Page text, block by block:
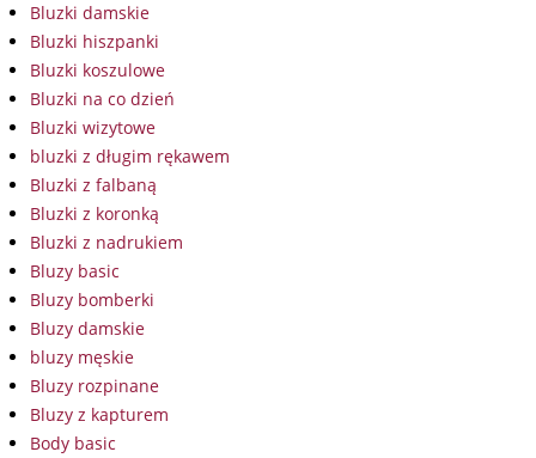
Bluzki damskie
Bluzki hiszpanki
Bluzki koszulowe
Bluzki na co dzień
Bluzki wizytowe
bluzki z długim rękawem
Bluzki z falbaną
Bluzki z koronką
Bluzki z nadrukiem
Bluzy basic
Bluzy bomberki
Bluzy damskie
bluzy męskie
Bluzy rozpinane
Bluzy z kapturem
Body basic